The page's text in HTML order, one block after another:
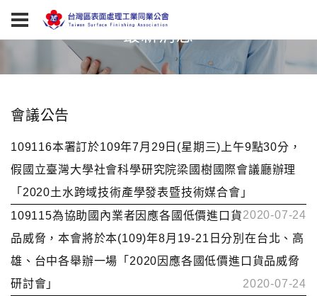
最新消息
會議公告
109116本署訂於109年7月29日(星期三)上午9點30分，
假國立臺灣大學社會科學研究院梁國樹國際會議廳辦理
「2020土水跨域技術產學發表暨技術媒合會」
2020-07-24
109115為協助國內業者因應各國低價進口貨
品威脅，本會將於本(109)年8月19-21日分別在台北、高
雄、台中各舉辦一場「2020因應各國低價進口貨品威脅
研討會」
2020-07-24